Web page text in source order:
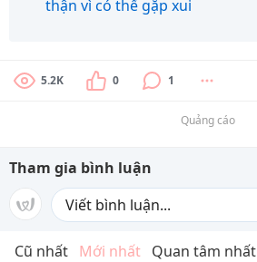
thận vì có thể gặp xui
5.2K 0 1
Quảng cáo
Tham gia bình luận
Cũ nhất Mới nhất Quan tâm nhất